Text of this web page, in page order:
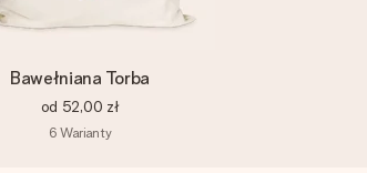
Bawełniana Torba
od 52,00 zł
6 Warianty